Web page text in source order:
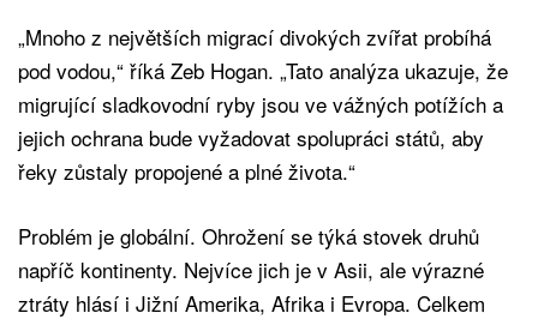
„Mnoho z největších migrací divokých zvířat probíhá
pod vodou,“ říká Zeb Hogan. „Tato analýza ukazuje, že
migrující sladkovodní ryby jsou ve vážných potížích a
jejich ochrana bude vyžadovat spolupráci států, aby
řeky zůstaly propojené a plné života.“
Problém je globální. Ohrožení se týká stovek druhů
napříč kontinenty. Nejvíce jich je v Asii, ale výrazné
ztráty hlásí i Jižní Amerika, Afrika i Evropa. Celkem